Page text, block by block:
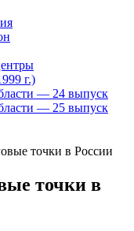
г.)
— 24 выпуск
— 25 выпуск
точки в России
точки в